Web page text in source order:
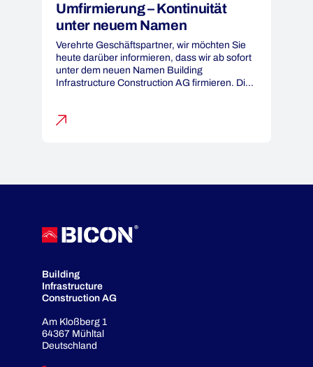
Umfirmierung – Kontinuität
unter neuem Namen
Verehrte Geschäftspartner, wir möchten Sie
heute darüber informieren, dass wir ab sofort
unter dem neuen Namen Building
Infrastructure Construction AG firmieren. Die
keinerlei Einfluss auf unsere bestehenden
unverändert gültig. Auch […]
Building
Infrastructure
Construction AG
Am Kloßberg 1
64367 Mühltal
Deutschland